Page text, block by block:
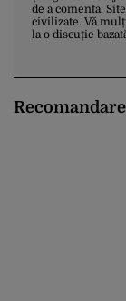
de a comenta.
civilizate. Vă
la o discuție